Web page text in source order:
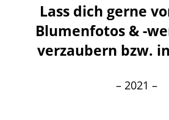
Lass dich gerne
Blumenfotos & -
verzaubern bzw.
– 2021 –